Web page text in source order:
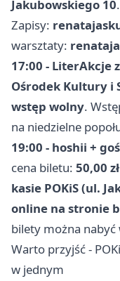
Jakubowskiego 10
Zapisy:
warsztaty:
17:00 - LiterAkcje
Ośrodek Kultury i
wstęp wolny.
na niedzielne
19:00 - hoshii +
cena biletu: 50,00 zł
kasie POKiS (ul.
online na stronie
bilety można
Warto przyjść -
w jednym